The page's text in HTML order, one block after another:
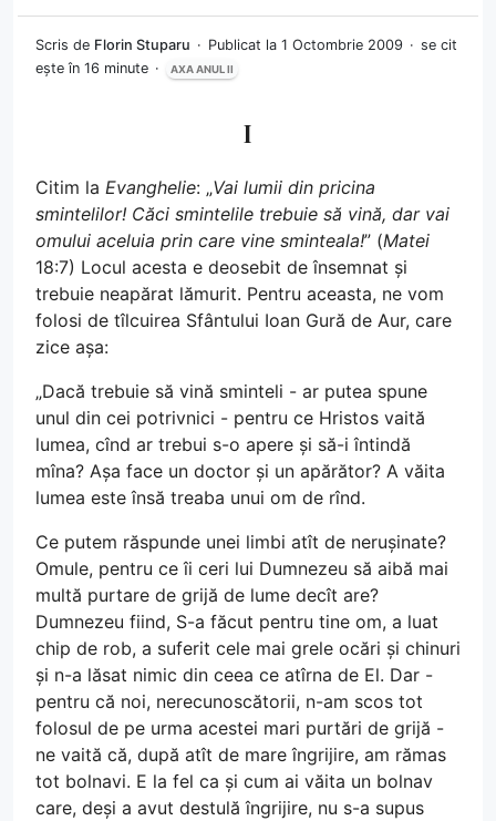
Scris de Florin Stuparu Publicat la 1 Octombrie 2009
se cit
ește în 16 minute
AXA ANUL II
I
Citim la Evanghelie: „Vai lumii din pricina
smintelilor! Căci smintelile trebuie să vină, dar vai
omului aceluia prin care vine sminteala!” (Matei
18:7) Locul acesta e deosebit de însemnat și
trebuie neapărat lămurit. Pentru aceasta, ne vom
folosi de tîlcuirea Sfântului Ioan Gură de Aur, care
zice așa:
„Dacă trebuie să vină sminteli - ar putea spune
unul din cei potrivnici - pentru ce Hristos vaită
lumea, cînd ar trebui s-o apere și să-i întindă
mîna? Așa face un doctor și un apărător? A văita
lumea este însă treaba unui om de rînd.
Ce putem răspunde unei limbi atît de nerușinate?
Omule, pentru ce îi ceri lui Dumnezeu să aibă mai
multă purtare de grijă de lume decît are?
Dumnezeu fiind, S-a făcut pentru tine om, a luat
chip de rob, a suferit cele mai grele ocări și chinuri
și n-a lăsat nimic din ceea ce atîrna de El. Dar -
pentru că noi, nerecunoscătorii, n-am scos tot
folosul de pe urma acestei mari purtări de grijă -
ne vaită că, după atît de mare îngrijire, am rămas
tot bolnavi. E la fel ca și cum ai văita un bolnav
care, deși a avut destulă îngrijire, nu s-a supus